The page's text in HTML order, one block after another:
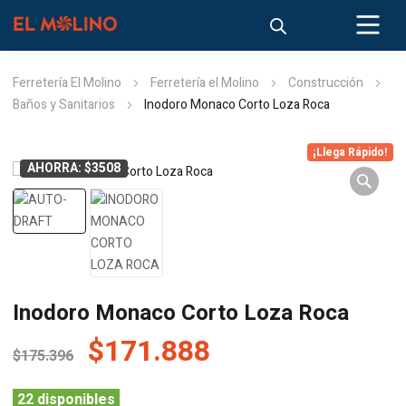
Ferretería El Molino Ferretería el Molino
Construcción
Baños y Sanitarios
Inodoro Monaco Corto Loza Roca
AHORRA: $3508
¡Llega Rápido!
Inodoro Monaco Corto Loza Roca
$175.396 El
precio
$171.888
22 disponibles